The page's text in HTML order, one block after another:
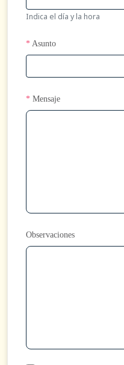
Indica el día y la hora
* Asunto
* Mensaje
Observaciones